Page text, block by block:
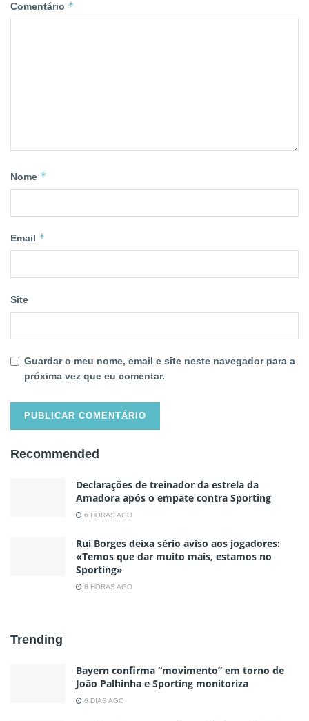
Comentário *
Nome *
Email *
Site
Guardar o meu nome, email e site neste navegador para a
próxima vez que eu comentar.
Recommended
Declarações de treinador da estrela da
Amadora após o empate contra Sporting
6 HORAS AGO
Rui Borges deixa sério aviso aos jogadores:
«Temos que dar muito mais, estamos no
Sporting»
8 HORAS AGO
Trending
Bayern confirma “movimento” em torno de
João Palhinha e Sporting monitoriza
6 DIAS AGO